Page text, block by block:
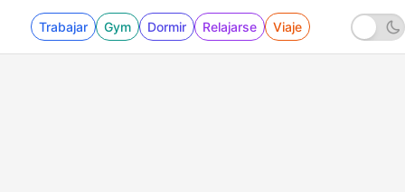
Trabajar Gym Dormir Relajarse Viaje